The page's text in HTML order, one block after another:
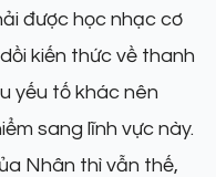
được học nhạc cơ
kiến thức về thanh
yếu tố khác nên
sang lĩnh vực này.
Nhân thì vẫn thế,